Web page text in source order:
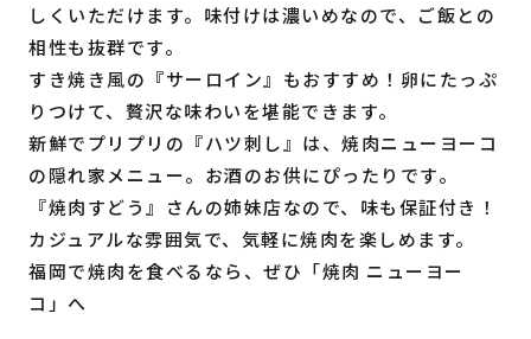
しくいただけます。味付けは濃いめなので、ご飯との
相性も抜群です。
すき焼き風の『サーロイン』もおすすめ！卵にたっぷ
りつけて、贅沢な味わいを堪能できます。
新鮮でプリプリの『ハツ刺し』は、焼肉ニューヨーコ
の隠れ家メニュー。お酒のお供にぴったりです。
『焼肉すどう』さんの姉妹店なので、味も保証付き！
カジュアルな雰囲気で、気軽に焼肉を楽しめます。
福岡で焼肉を食べるなら、ぜひ「焼肉 ニューヨー
コ」へ